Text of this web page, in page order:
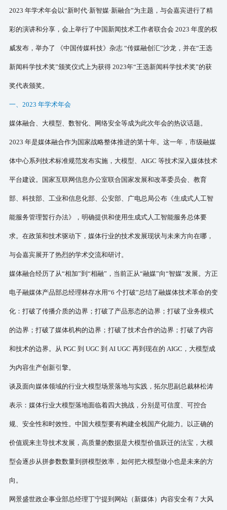
2023 年学术年会以“新时代·新智媒·新融合”为主题，与会嘉宾进行了精
彩的演讲和分享，会上举行了中国新闻技术工作者联合会 2023 年度的权
威发布，举办了 《中国传媒科技》杂志 “传媒融创汇”沙龙，并在“王选
新闻科学技术奖”颁奖仪式上为获得 2023年“王选新闻科学技术奖”的获
奖代表颁奖。
一、 2023 年学术年会
媒体融合、大模型、数智化、网络安全等成为此次年会的热议话题。
2023 年是媒体融合作为国家战略整体推进的第十年。这一年，市级融媒
体中心系列技术标准规范发布实施，大模型、AIGC 等技术深入媒体技术
平台建设。国家互联网信息办公室联合国家发展和改革委员会、教育
部、科技部、工业和信息化部、公安部、广电总局公布《生成式人工智
能服务管理暂行办法》，明确提供和使用生成式人工智能服务总体要
求。在政策和技术驱动下，媒体行业的技术发展现状与未来方向在哪，
与会嘉宾展开了热烈的学术交流和研讨。
媒体融合经历了从“相加”到“相融”，当前正从“融媒”向“智媒”发展。方正
电子融媒体产品部总经理林存水用“6 个打破”总结了融媒体技术革命的变
化：打破了传播介质的边界；打破了产品形态的边界；打破了业务模式
的边界；打破了媒体机构的边界；打破了技术合作的边界；打破了内容
和技术的边界。从 PGC 到 UGC 到 AI UGC 再到现在的 AIGC，大模型成
为内容生产创新引擎。
谈及面向媒体领域的行业大模型场景落地与实践， 拓尔思副总裁林松涛
表示：媒体行业大模型落地面临着四大挑战，分别是可信度、可控合
规、安全性和时效性。中国大模型要有构建全栈国产化能力。以正确的
价值观来主导技术发展，高质量的数据是大模型价值跃迁的法宝，大模
型会逐步从拼参数数量到拼模型效率，如何把大模型做小也是未来的方
向。
网景盛世政企事业部总经理丁宁提到网站（新媒体）内容安全有7 大风